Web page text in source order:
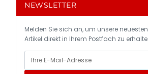
NEWSLETTER
Melden Sie sich an, um unsere neuesten
Artikel direkt in Ihrem Postfach zu